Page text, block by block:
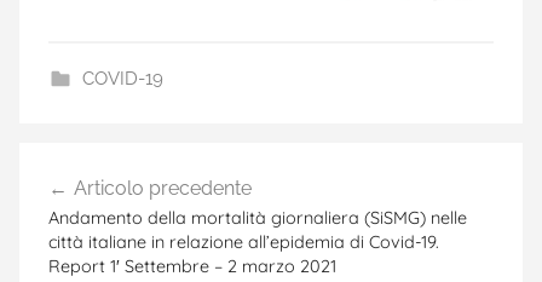
COVID-19
l
i
articoli
Articolo precedente
Andamento della mortalità giornaliera (SiSMG) nelle
città italiane in relazione all’epidemia di Covid-19.
Report 1′ Settembre – 2 marzo 2021